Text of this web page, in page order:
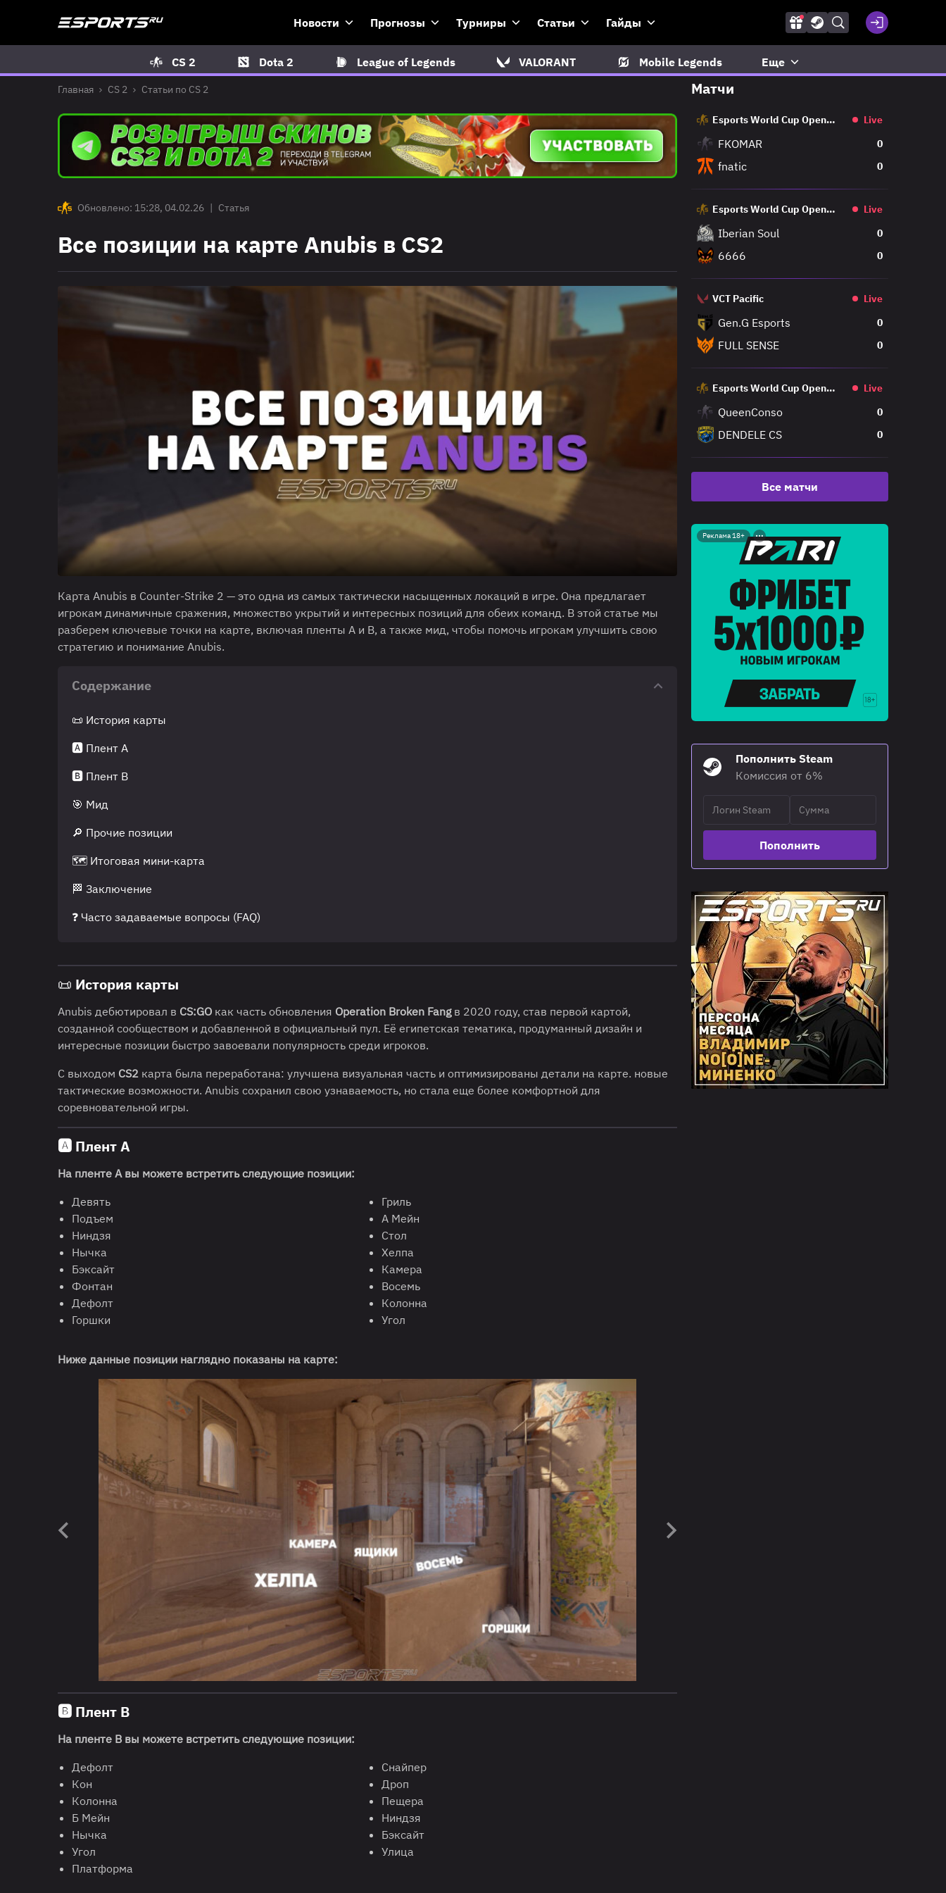
Новости Прогнозы Турниры Статьи Гайды
CS 2 Dota 2 League of Legends VALORANT Mobile Legends Еще
Главная CS 2 Статьи по CS 2
Обновлено: 15:28, 04.02.26 | Статья
Все позиции на карте Anubis в CS2
Карта Anubis в Counter-Strike 2 — это одна из самых тактически насыщенных локаций в игре. Она предлагает
игрокам динамичные сражения, множество укрытий и интересных позиций для обеих команд. В этой статье мы
разберем ключевые точки на карте, включая пленты A и B, а также мид, чтобы помочь игрокам улучшить свою
стратегию и понимание Anubis.
Содержание
📜 История карты
🅰️ Плент А
🅱️ Плент B
🎯 Мид
🔎 Прочие позиции
🗺️ Итоговая мини-карта
🏁 Заключение
❓ Часто задаваемые вопросы (FAQ)
📜 История карты
Anubis дебютировал в CS:GO как часть обновления Operation Broken Fangв 2020 году, став первой картой,
созданной сообществом и добавленной в официальный пул. Её египетская тематика, продуманный дизайн и
интересные позиции быстро завоевали популярность среди игроков.
С выходом CS2 карта была переработана: улучшена визуальная часть и оптимизированы детали на карте. новые
тактические возможности. Anubis сохранил свою узнаваемость, но стала еще более комфортной для
соревновательной игры.
🅰️ Плент А
На пленте А вы можете встретить следующие позиции:
Девять
Подъем
Ниндзя
Нычка
Бэксайт
Фонтан
Дефолт
Горшки
Гриль
А Мейн
Стол
Хелпа
Камера
Восемь
Колонна
Угол
Ниже данные позиции наглядно показаны на карте:
🅱️ Плент B
На пленте B вы можете встретить следующие позиции:
Дефолт
Кон
Колонна
Б Мейн
Нычка
Угол
Платформа
Снайпер
Дроп
Пещера
Ниндзя
Бэксайт
Улица
Матчи
Esports World Cup Open
Live
FKOMAR 0
fnatic 0
Esports World Cup Open
Live
Iberian Soul 0
6666 0
VCT Pacific Live
Gen.G Esports 0
FULL SENSE 0
Esports World Cup Open
Live
QueenConso 0
DENDELE CS 0
Все матчи
Реклама 18+
Пополнить Steam
Комиссия от 6%
Пополнить